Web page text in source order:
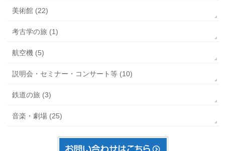
美術館 (22)
考古学の旅 (1)
航空機 (5)
説明会・セミナー・コンサート等 (10)
鉄道の旅 (3)
音楽・劇場 (25)